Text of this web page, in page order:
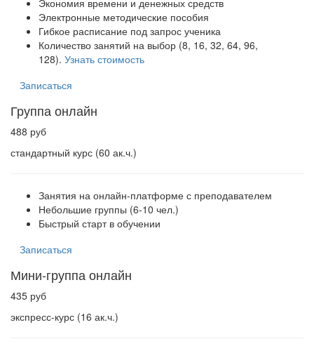
Экономия времени и денежных средств
Электронные методические пособия
Гибкое расписание под запрос ученика
Количество занятий на выбор (8, 16, 32, 64, 96,
128). Узнать стоимость
Записаться
Группа онлайн
488 руб
стандартный курс (60 ак.ч.)
Занятия на онлайн-платформе с преподавателем
Небольшие группы (6-10 чел.)
Быстрый старт в обучении
Записаться
Мини-группа онлайн
435 руб
экспресс-курс (16 ак.ч.)